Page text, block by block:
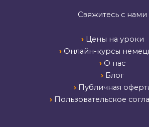
Свяжитесь с нами
› Цены на уроки
› Онлайн-курсы
› О нас
› Блог
› Публичная
› Пользовательское